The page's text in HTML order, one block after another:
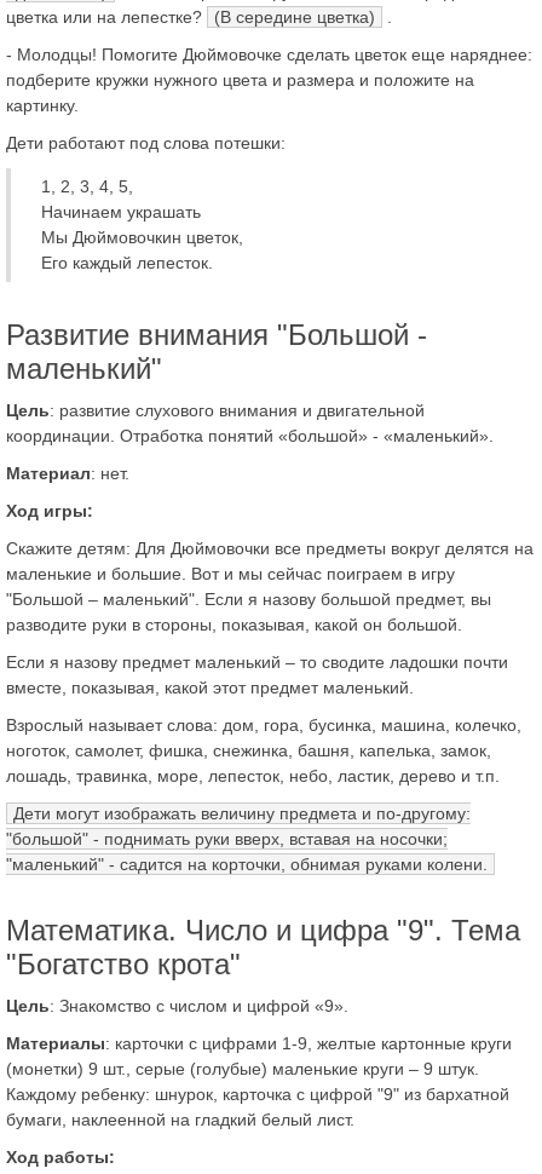
цветка или на лепестке?
(В середине цветка)
- Молодцы! Помогите Дюймовочке сделать цветок еще наряднее:
подберите кружки нужного цвета и размера и положите на
картинку.
Дети работают под слова потешки:
1, 2, 3, 4, 5,
Начинаем украшать
Мы Дюймовочкин цветок,
Его каждый лепесток.
Развитие внимания "Большой -
маленький"
Цель: развитие слухового внимания и двигательной
координации. Отработка понятий «большой» - «маленький».
Материал: нет.
Ход игры:
Скажите детям: Для Дюймовочки все предметы вокруг делятся на
маленькие и большие. Вот и мы сейчас поиграем в игру
"Большой – маленький". Если я назову большой предмет, вы
разводите руки в стороны, показывая, какой он большой.
Если я назову предмет маленький – то сводите ладошки почти
вместе, показывая, какой этот предмет маленький.
Взрослый называет слова: дом, гора, бусинка, машина, колечко,
ноготок, самолет, фишка, снежинка, башня, капелька, замок,
лошадь, травинка, море, лепесток, небо, ластик, дерево и т.п.
Дети могут изображать величину предмета и по-другому:
"большой" - поднимать руки вверх, вставая на носочки;
"маленький" - садится на корточки, обнимая руками колени.
Математика. Число и цифра "9". Тема
"Богатство крота"
Цель: Знакомство с числом и цифрой «9».
Материалы: карточки с цифрами 1-9, желтые картонные круги
(монетки) 9 шт., серые (голубые) маленькие круги – 9 штук.
Каждому ребенку: шнурок, карточка с цифрой "9" из бархатной
бумаги, наклеенной на гладкий белый лист.
Ход работы: